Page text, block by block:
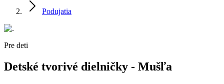
Podujatia
Pre deti
Detské tvorivé dielničky - Mušľa